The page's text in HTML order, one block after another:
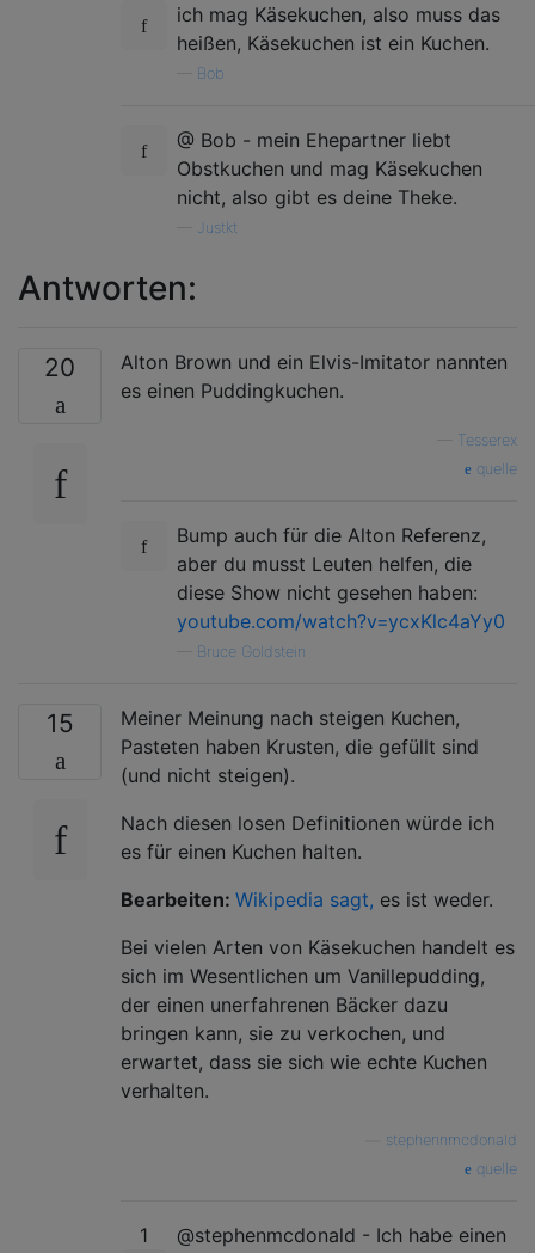
ich mag Käsekuchen, also muss das
heißen, Käsekuchen ist ein Kuchen.
Bob
@ Bob - mein Ehepartner liebt
Obstkuchen und mag Käsekuchen
nicht, also gibt es deine Theke.
Justkt
Antworten:
20
Alton Brown und ein Elvis-Imitator nannten
es einen Puddingkuchen.
Tesserex
quelle
Bump auch für die Alton Referenz,
aber du musst Leuten helfen, die
diese Show nicht gesehen haben:
youtube.com/watch?v=ycxKlc4aYy0
Bruce Goldstein
15
Meiner Meinung nach steigen Kuchen,
Pasteten haben Krusten, die gefüllt sind
(und nicht steigen).
Nach diesen losen Definitionen würde ich
es für einen Kuchen halten.
Bearbeiten: Wikipedia sagt, es ist weder.
Bei vielen Arten von Käsekuchen handelt es
sich im Wesentlichen um Vanillepudding,
der einen unerfahrenen Bäcker dazu
bringen kann, sie zu verkochen, und
erwartet, dass sie sich wie echte Kuchen
verhalten.
stephennmcdonald
quelle
1
@stephenmcdonald - Ich habe einen